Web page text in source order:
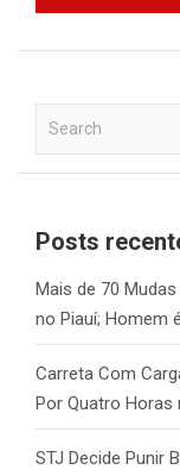
a
c
Posts
Mais de 70
no Piauí; Homem
Carreta Com
Por Quatro Horas
STJ Decide Punir